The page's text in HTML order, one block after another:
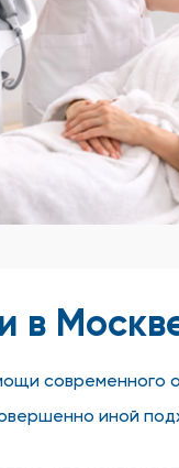
в
современного
иной